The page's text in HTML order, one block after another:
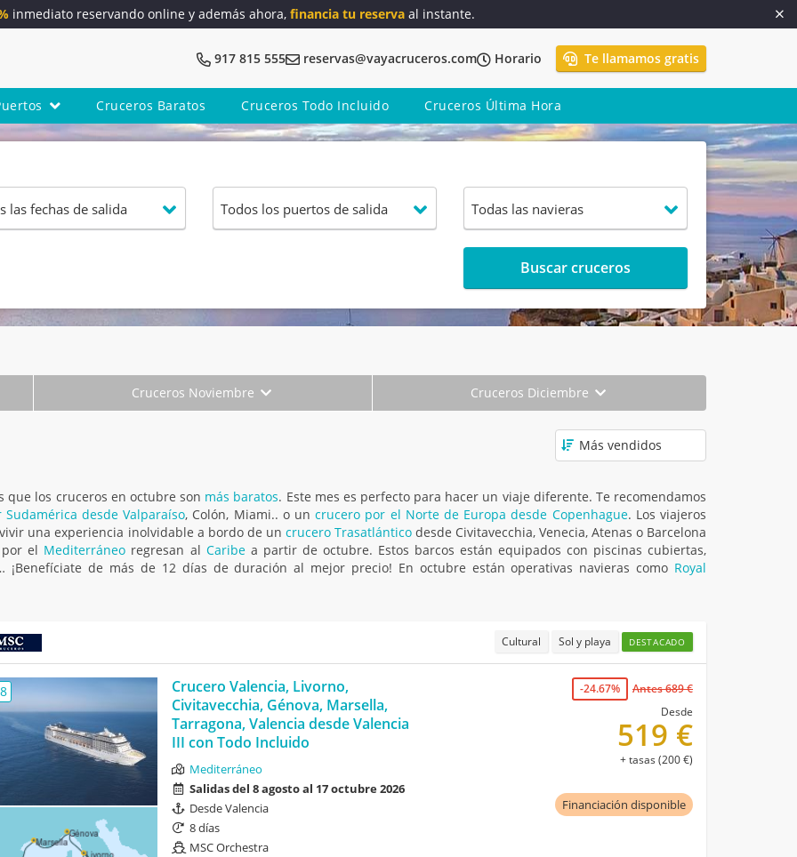
inmediato reservando online y además ahora, financia tu reservaal instante.
917 815 555 reservas@vayacruceros.com Horario Te llamamos gratis
Cruceros Baratos Cruceros Todo Incluido Cruceros Última Hora
Buscar cruceros
Cruceros Noviembre Cruceros Diciembre
que los cruceros en octubre son más baratos. Este mes es perfecto para hacer un viaje diferente. Te recomendamos
desde Valparaíso, Colón, Miami.. o uncrucero por el Norte de Europa desde Copenhague. Los viajeros
una experiencia inolvidable a bordo de un crucero Trasatlánticodesde Civitavecchia, Venecia, Atenas o Barcelona
el Mediterráneo regresan al Caribea partir de octubre. Estos barcos están equipados con piscinas cubiertas,
de más de 12 días de duración al mejor precio! En octubre están operativas navieras como Royal
Cultural Sol y playa DESTACADO
Crucero Valencia, Livorno,
Civitavecchia, Génova, Marsella,
Tarragona, Valencia desde Valencia
III con Todo Incluido
Mediterráneo
Salidas del 8 agosto al 17 octubre 2026
Desde Valencia
8 días
MSC Orchestra
Financiación disponible
-24.67%
Antes 689 €
Desde
519 €
+ tasas (200 €)